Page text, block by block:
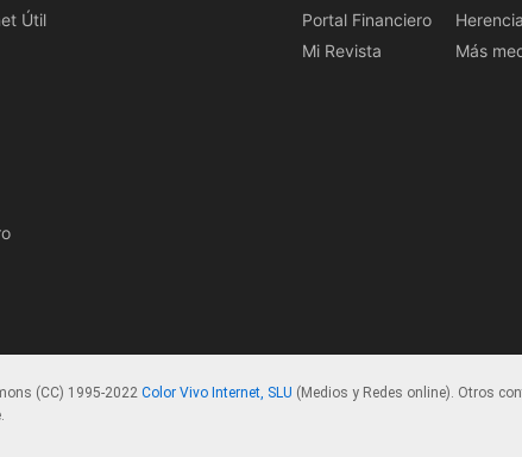
Útil
Portal Financiero
Mi Revista
Herencia
Más
(CC) 1995-2022 Color Vivo Internet, SLU (Medios y Redes online). Otros